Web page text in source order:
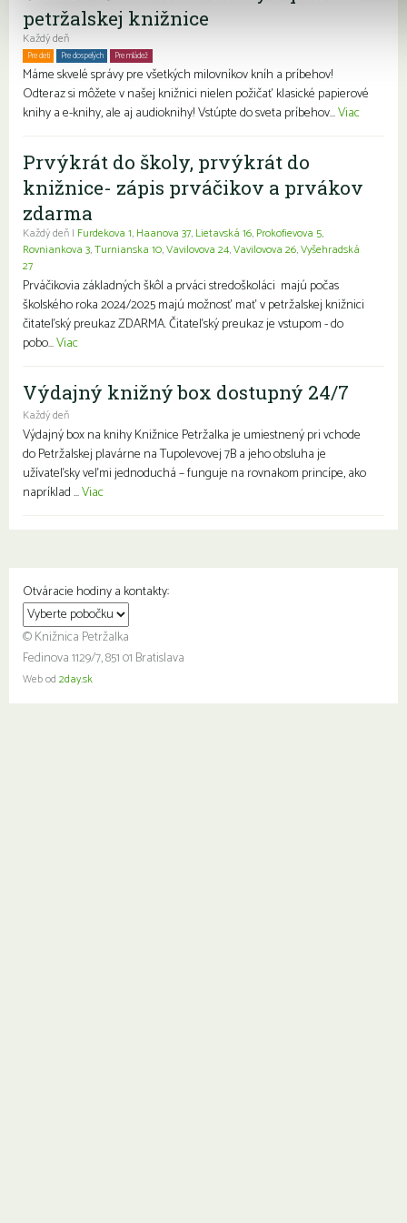
petržalskej knižnice
Každý deň
Pre deti Pre dospelých Pre mládež
Máme skvelé správy pre všetkých milovníkov kníh a príbehov!
Odteraz si môžete v našej knižnici nielen požičať klasické papierové
knihy a e-knihy, ale aj audioknihy! Vstúpte do sveta príbehov...Viac
Prvýkrát do školy, prvýkrát do
knižnice- zápis prváčikov a prvákov
zdarma
Každý deň | Furdekova 1, Haanova 37, Lietavská 16, Prokofievova 5,
Rovniankova 3,Turnianska 10,Vavilovova 24,Vavilovova 26,Vyšehradská
27
Prváčikovia základných škôl a prváci stredoškoláci majú počas
školského roka 2024/2025 majú možnosť mať v petržalskej knižnici
čitateľský preukaz ZDARMA. Čitateľský preukaz je vstupom - do
pobo...Viac
Výdajný knižný box dostupný 24/7
Každý deň
Výdajný box na knihy Knižnice Petržalka je umiestnený pri vchode
do Petržalskej plavárne na Tupolevovej 7B a jeho obsluha je
užívateľsky veľmi jednoduchá – funguje na rovnakom princípe, ako
napríklad ...Viac
Otváracie hodiny a kontakty:
© Knižnica Petržalka
Fedinova 1129/7, 851 01 Bratislava
Web od 2day.sk